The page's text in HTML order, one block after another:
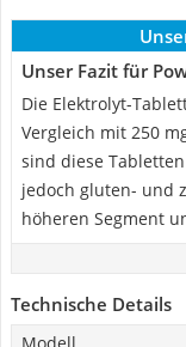
Unser Fazit für
Die Elektrolyt-
Vergleich mit 250
sind diese
jedoch gluten- und
höheren Segment
Technische Details